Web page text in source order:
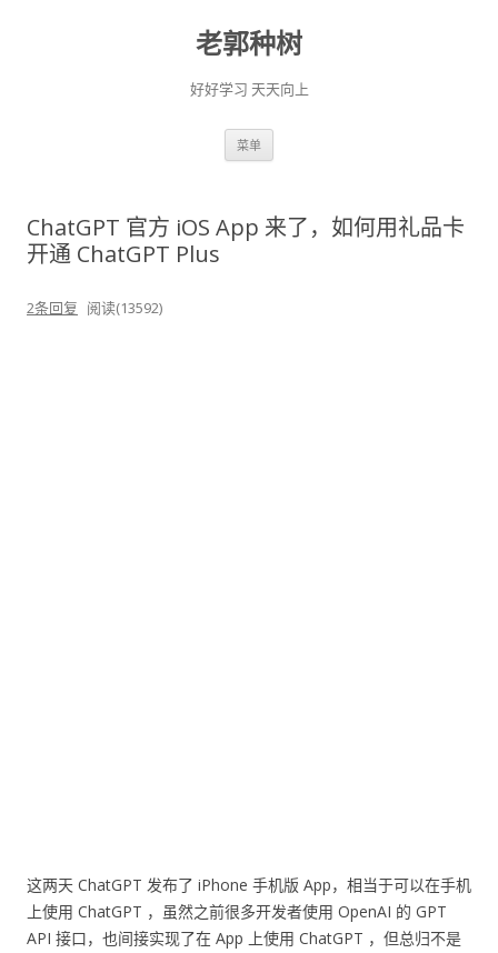
老郭种树
好好学习 天天向上
菜单
ChatGPT 官方 iOS App 来了，如何用礼品卡
开通 ChatGPT Plus
2条回复 阅读(13592)
这两天 ChatGPT 发布了 iPhone 手机版 App，相当于可以在手机
上使用 ChatGPT ，虽然之前很多开发者使用 OpenAI 的 GPT
API 接口，也间接实现了在 App 上使用 ChatGPT ，但总归不是